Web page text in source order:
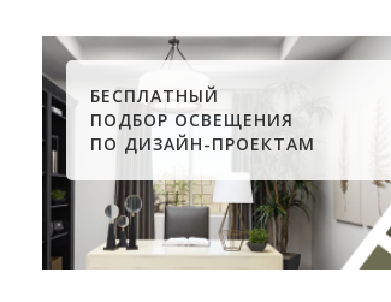
БЕСПЛАТНЫЙ
ПОДБОР ОСВЕЩЕНИЯ
ПО ДИЗАЙН-ПРОЕКТАМ